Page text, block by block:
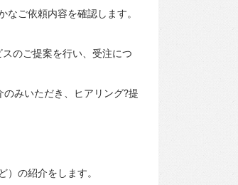
ご依頼内容を確認します。
のご提案を行い、受注につ
みいただき、ヒアリング?提
）の紹介をします。